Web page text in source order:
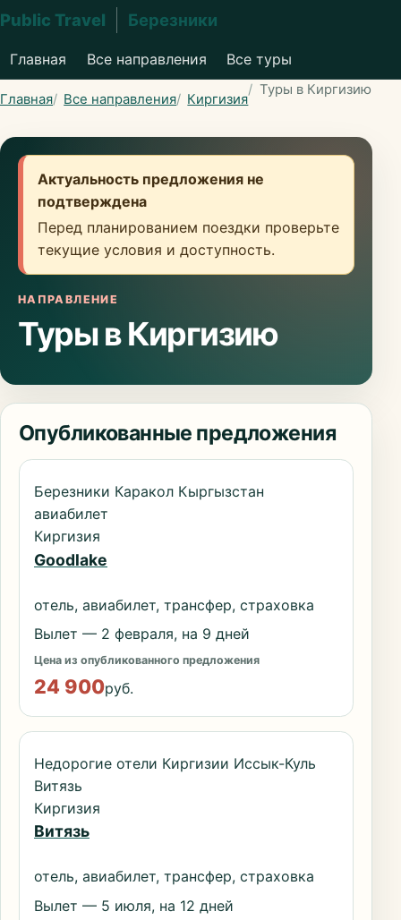
Public Travel Березники
Главная Все направления Все туры
Главная Все направления Киргизия
Туры в Киргизию
Актуальность предложения не
подтверждена
Перед планированием поездки проверьте
текущие условия и доступность.
НАПРАВЛЕНИЕ
Туры в Киргизию
Опубликованные предложения
Березники Каракол Кыргызстан
авиабилет
Киргизия
Goodlake
отель, авиабилет, трансфер, страховка
Вылет — 2 февраля, на 9 дней
Цена из опубликованного предложения
24 900руб.
Недорогие отели Киргизии Иссык-Куль
Витязь
Киргизия
Витязь
отель, авиабилет, трансфер, страховка
Вылет — 5 июля, на 12 дней